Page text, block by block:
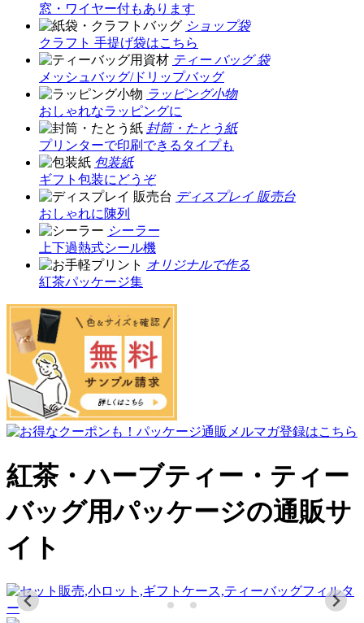
窓・ワイヤー付もあります
ショップ袋
クラフト 手提げ袋はこちら
ティー バッグ 袋
メッシュバッグ/ドリップバッグ
ラッピング小物
おしゃれなラッピングに
封筒・たとう紙
プリンターで印刷できるタイプも
包装紙
ギフト包装にどうぞ
ディスプレイ 販売台
おしゃれに陳列
シーラー
上下過熱式シール機
オリジナルで作る
紅茶パッケージ集
紅茶・ハーブティー・ティー
バッグ用パッケージの通販サ
イト